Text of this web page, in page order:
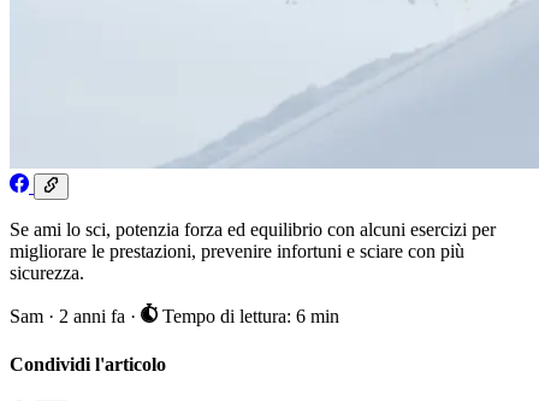
Se ami lo sci, potenzia forza ed equilibrio con alcuni esercizi per
migliorare le prestazioni, prevenire infortuni e sciare con più
sicurezza.
Sam · 2 anni fa · Tempo di lettura: 6 min
Condividi l'articolo